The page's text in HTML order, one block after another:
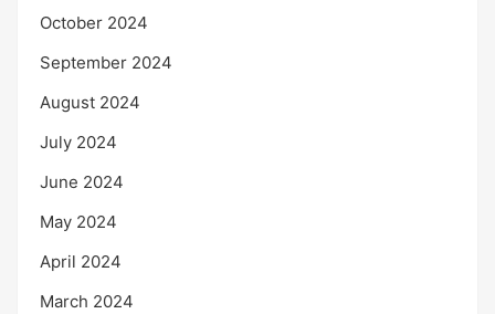
October 2024
September 2024
August 2024
July 2024
June 2024
May 2024
April 2024
March 2024